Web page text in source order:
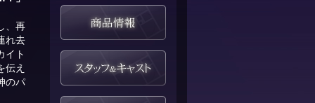
、再
れ去
イト
伝え
のパ